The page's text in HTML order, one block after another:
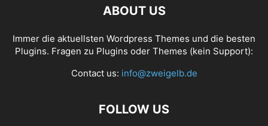
ABOUT US
Immer die aktuellsten Wordpress Themes und die besten
Plugins. Fragen zu Plugins oder Themes (kein Support):
Contact us: info@zweigelb.de
FOLLOW US